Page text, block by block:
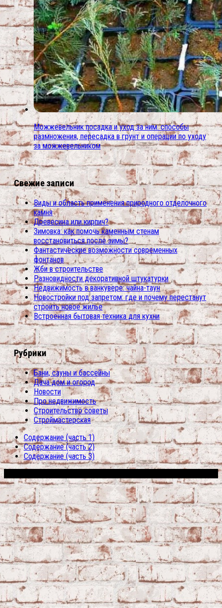
Можжевельник посадка и уход за ним. способы
размножения, пересадка в грунт и операции по уходу
за можжевельником
Свежие записи
Виды и область применения природного отделочного
камня
Древесина или кирпич?
Зимовка: как помочь каменным стенам
восстановиться после зимы?
Фантастические возможности современных
фонтанов
Жби в строительстве
Разновидности декоративной штукатурки
Недвижимость в ванкувере: чайна-таун
Новостройки под запретом: где и почему перестанут
строить новое жилье
Встроенная бытовая техника для кухни
Рубрики
Бани, сауны и бассейны
Дача дом и огород
Новости
Про недвижимость
Строительство советы
Строймастерская
Содержание (часть 1)
Содержание (часть 2)
Содержание (часть 3)